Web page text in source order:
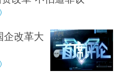
企改革大